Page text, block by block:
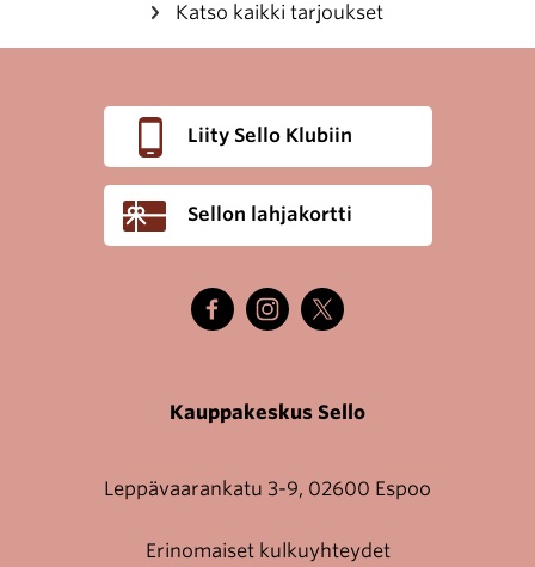
Katso kaikki tarjoukset
Liity Sello Klubiin
Sellon lahjakortti
Kauppakeskus Sello
Leppävaarankatu 3-9, 02600 Espoo
Erinomaiset kulkuyhteydet